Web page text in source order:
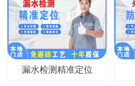
漏水检测精准定位